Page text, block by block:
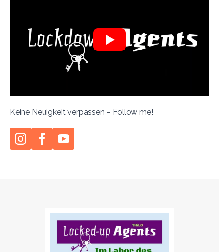
Play
Keine Neuigkeit verpassen – Follow me!